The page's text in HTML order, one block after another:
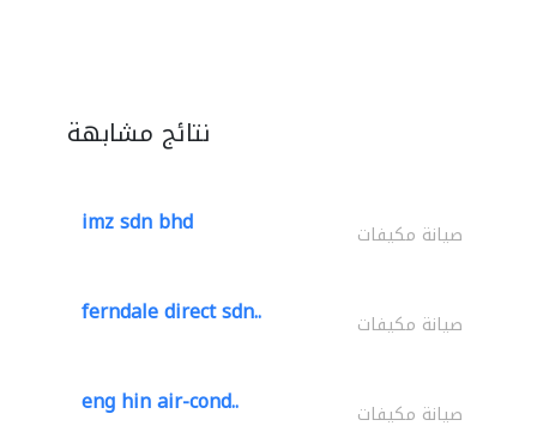
نتائج مشابهة
imz sdn bhd صيانة مكيفات
ferndale direct sdn.. صيانة مكيفات
eng hin air-cond.. صيانة مكيفات